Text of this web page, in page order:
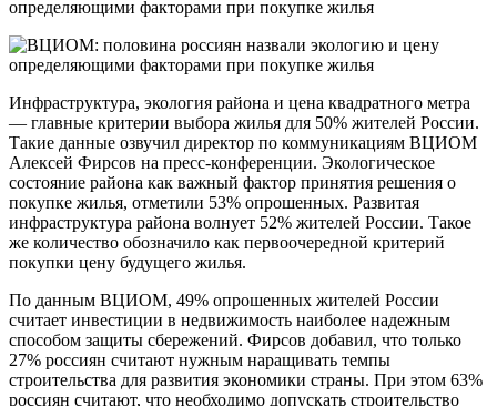
Инфраструктура, экология района и цена квадратного метра
— главные критерии выбора жилья для 50% жителей России.
Такие данные озвучил директор по коммуникациям ВЦИОМ
Алексей Фирсов на пресс-конференции. Экологическое
состояние района как важный фактор принятия решения о
покупке жилья, отметили 53% опрошенных. Развитая
инфраструктура района волнует 52% жителей России. Такое
же количество обозначило как первоочередной критерий
покупки цену будущего жилья.
По данным ВЦИОМ, 49% опрошенных жителей России
считает инвестиции в недвижимость наиболее надежным
способом защиты сбережений. Фирсов добавил, что только
27% россиян считают нужным наращивать темпы
строительства для развития экономики страны. При этом 63%
россиян считают, что необходимо допускать строительство